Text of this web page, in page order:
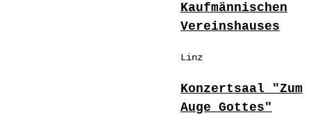
Kaufmännischen
Vereinshauses
Linz
Konzertsaal "Zum
Auge Gottes"